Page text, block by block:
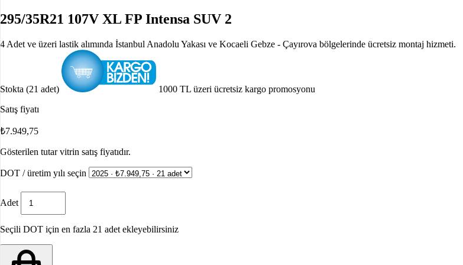
295/35R21 107V XL FP Intensa SUV 2
4 Adet ve üzeri lastik alımında İstanbul Anadolu Yakası ve Kocaeli Gebze - Çayırova bölgelerinde ücretsiz montaj hizmeti.
Stokta (21 adet)
1000 TL üzeri ücretsiz kargo promosyonu
Satış fiyatı
₺7.949,75
Gösterilen tutar vitrin satış fiyatıdır.
DOT / üretim yılı seçin
Adet
Seçili DOT için en fazla 21 adet ekleyebilirsiniz